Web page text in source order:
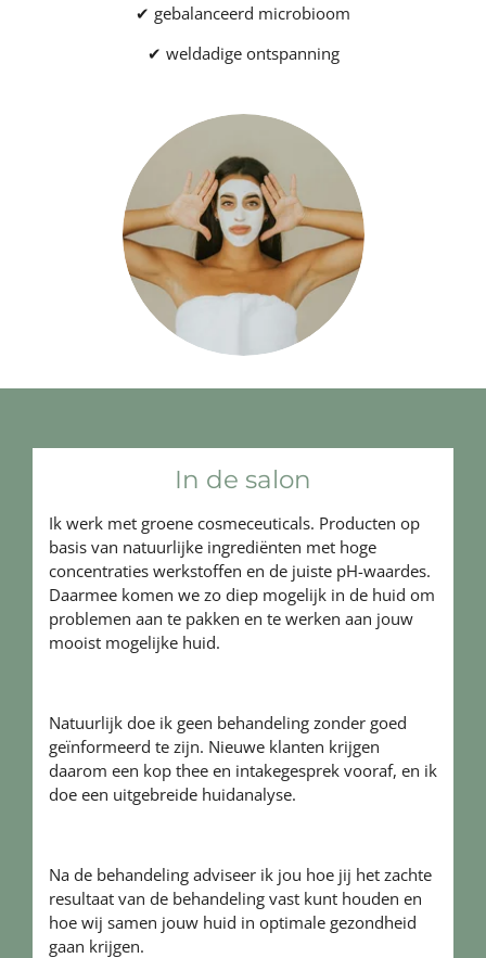
✔ gebalanceerd microbioom
✔ weldadige ontspanning
In de salon
Ik werk met groene cosmeceuticals. Producten op
basis van natuurlijke ingrediënten met hoge
concentraties werkstoffen en de juiste pH-waardes.
Daarmee komen we zo diep mogelijk in de huid om
problemen aan te pakken en te werken aan jouw
mooist mogelijke huid.
Natuurlijk doe ik geen behandeling zonder goed
geïnformeerd te zijn. Nieuwe klanten krijgen
daarom een kop thee en intakegesprek vooraf, en ik
doe een uitgebreide huidanalyse.
Na de behandeling adviseer ik jou hoe jij het zachte
resultaat van de behandeling vast kunt houden en
hoe wij samen jouw huid in optimale gezondheid
gaan krijgen.